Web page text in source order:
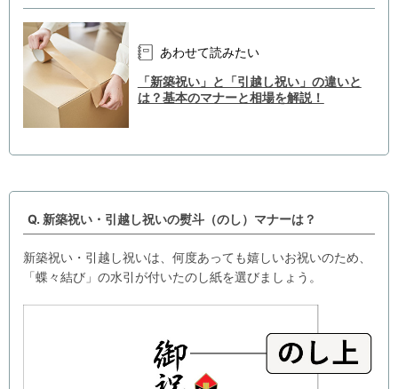
あわせて読みたい
「新築祝い」と「引越し祝い」の違いと
は？基本のマナーと相場を解説！
Q. 新築祝い・引越し祝いの熨斗（のし）マナーは？
新築祝い・引越し祝いは、何度あっても嬉しいお祝いのため、
「蝶々結び」の水引が付いたのし紙を選びましょう。